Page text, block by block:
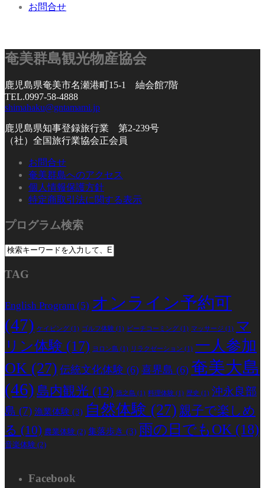
お問合せ
奄美群島観光物産協会
鹿児島県奄美市名瀬港町15-1 紬会館7階
TEL.0997-58-4888
shimahaku@gntamami.jp
鹿児島県知事登録旅行業 第2-239号
（社）全国旅行業協会正会員
お問合せ
奄美群島へのアクセス
個人情報保護方針
特定商取引法に関する表示
プログラム検索
TAG
English Program (5) オンライン予約可
(47) ケイビング (1) ゴルフ体験 (1) ビーチコーミング (1) マッサージ (1) マ
リン体験 (17) ヨロン島 (1) リラクゼーション (1) 一人参加
OK (27) 伝統文化体験 (6) 喜界島 (6) 奄美大島
(46) 島内観光 (12) 徳之島 (1) 料理体験 (1) 歴史 (1) 沖永良部
島 (7) 漁業体験 (3) 自然体験 (27) 親子で楽しめ
る (10) 農業体験 (2) 集落歩き (3) 雨の日でもOK (18)
音楽体験 (2)
Facebook